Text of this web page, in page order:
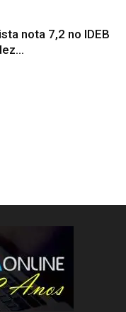
nota 7,2 no IDEB